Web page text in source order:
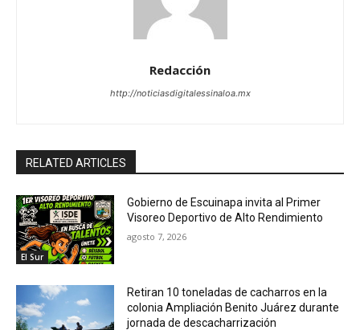
Redacción
http://noticiasdigitalessinaloa.mx
RELATED ARTICLES
El Sur
Gobierno de Escuinapa invita al Primer
Visoreo Deportivo de Alto Rendimiento
agosto 7, 2026
Retiran 10 toneladas de cacharros en la
colonia Ampliación Benito Juárez durante
jornada de descacharrización